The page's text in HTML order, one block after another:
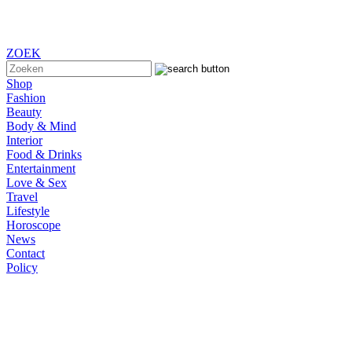
ZOEK
Shop
Fashion
Beauty
Body & Mind
Interior
Food & Drinks
Entertainment
Love & Sex
Travel
Lifestyle
Horoscope
News
Contact
Policy